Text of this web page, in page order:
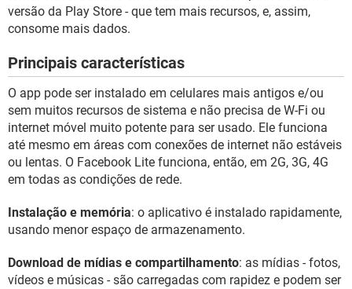
versão da Play Store - que tem mais recursos, e, assim,
consome mais dados.
Principais características
O app pode ser instalado em celulares mais antigos e/ou
sem muitos recursos de sistema e não precisa de W-Fi ou
internet móvel muito potente para ser usado. Ele funciona
até mesmo em áreas com conexões de internet não estáveis
ou lentas. O Facebook Lite funciona, então, em 2G, 3G, 4G
em todas as condições de rede.
Instalação e memória: o aplicativo é instalado rapidamente,
usando menor espaço de armazenamento.
Download de mídias e compartilhamento: as mídias - fotos,
vídeos e músicas - são carregadas com rapidez e podem ser